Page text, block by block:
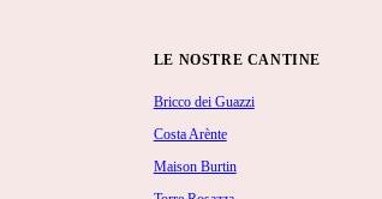
LE NOSTRE CANTINE
Bricco dei Guazzi
Costa Arènte
Maison Burtin